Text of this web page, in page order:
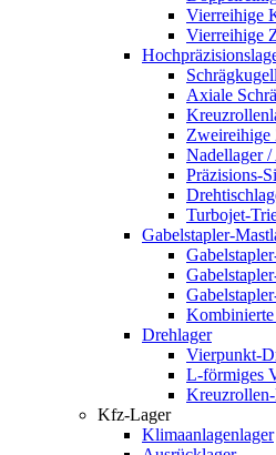
Vierreihige
Vierreihige
Axiale
Zweireihige
Nadellager
Präzisions-
Turbojet-
Gabelstapler-
Drehlager
Vierpunkt-
L-förmiges
Kfz-Lager
Klimaanlagenlager